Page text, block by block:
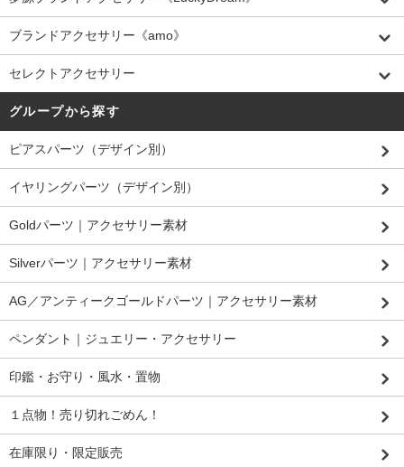
ブランドアクセサリー《amo》
セレクトアクセサリー
グループから探す
ピアスパーツ（デザイン別）
イヤリングパーツ（デザイン別）
Goldパーツ｜アクセサリー素材
Silverパーツ｜アクセサリー素材
AG／アンティークゴールドパーツ｜アクセサリー素材
ペンダント｜ジュエリー・アクセサリー
印鑑・お守り・風水・置物
１点物！売り切れごめん！
在庫限り・限定販売